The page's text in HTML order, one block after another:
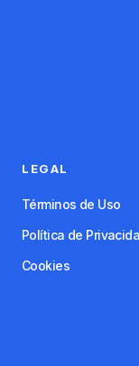
LEGAL
Términos de Uso
Política de
Cookies